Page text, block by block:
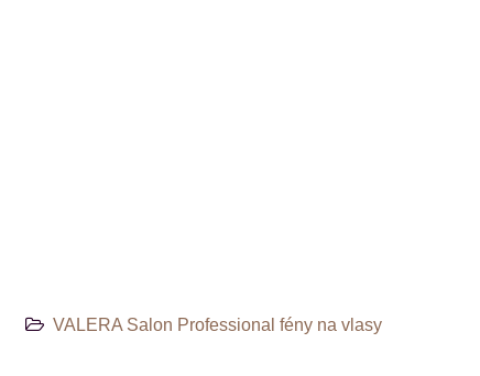
VALERA Salon Professional fény na vlasy